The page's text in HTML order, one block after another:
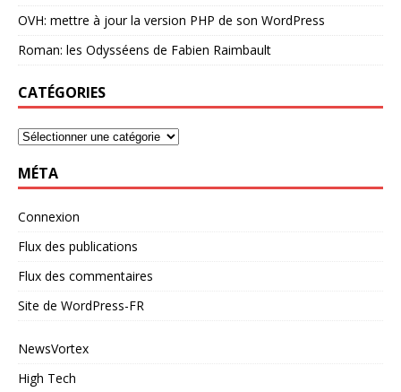
OVH: mettre à jour la version PHP de son WordPress
Roman: les Odysséens de Fabien Raimbault
CATÉGORIES
MÉTA
Connexion
Flux des publications
Flux des commentaires
Site de WordPress-FR
NewsVortex
High Tech